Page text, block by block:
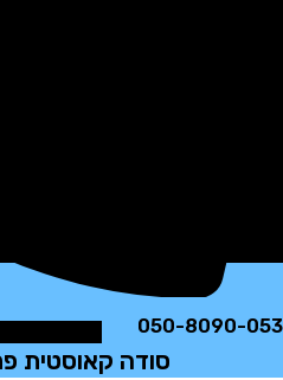
050-
סודה קאוסטית